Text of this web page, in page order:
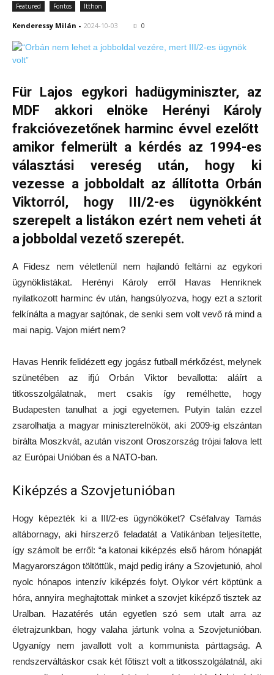
Featured Fontos Itthon
Kenderessy Milán - 2024-10-03 0
Für Lajos egykori hadügyminiszter, az
MDF akkori elnöke Herényi Károly
frakcióvezetőnek harminc évvel ezelőtt
amikor felmerült a kérdés az 1994-es
választási vereség után, hogy ki
vezesse a jobboldalt az állította Orbán
Viktorról, hogy III/2-es ügynökként
szerepelt a listákon ezért nem veheti át
a jobboldal vezető szerepét.
A Fidesz nem véletlenül nem hajlandó feltárni az egykori
ügynöklistákat. Herényi Károly erről Havas Henriknek
nyilatkozott harminc év után, hangsúlyozva, hogy ezt a sztorit
felkínálta a magyar sajtónak, de senki sem volt vevő rá mind a
mai napig. Vajon miért nem?
Havas Henrik felidézett egy jogász futball mérkőzést, melynek
szünetében az ifjú Orbán Viktor bevallotta: aláírt a
titkosszolgálatnak, mert csakis így remélhette, hogy
Budapesten tanulhat a jogi egyetemen. Putyin talán ezzel
zsarolhatja a magyar miniszterelnököt, aki 2009-ig elszántan
bírálta Moszkvát, azután viszont Oroszország trójai falova lett
az Európai Unióban és a NATO-ban.
Kiképzés a Szovjetunióban
Hogy képezték ki a III/2-es ügynököket? Cséfalvay Tamás
altábornagy, aki hírszerző feladatát a Vatikánban teljesítette,
így számolt be erről: “a katonai kiképzés első három hónapját
Magyarországon töltöttük, majd pedig irány a Szovjetunió, ahol
nyolc hónapos intenzív kiképzés folyt. Olykor vért köptünk a
hóra, annyira meghajtottak minket a szovjet kiképző tisztek az
Uralban. Hazatérés után egyetlen szó sem utalt arra az
életrajzunkban, hogy valaha jártunk volna a Szovjetunióban.
Ugyanígy nem javallott volt a kommunista párttagság. A
rendszerváltáskor csak két főtiszt volt a titkosszolgálatnál, aki